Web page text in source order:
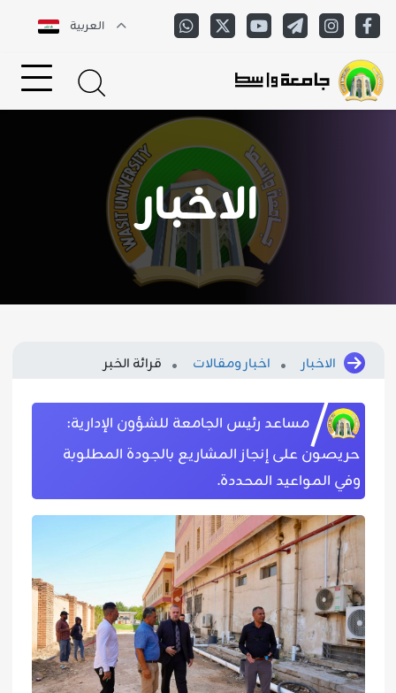
العربية
الاخبار
الاخبار اخبار ومقالات قرائة الخبر
مساعد رئيس الجامعة للشؤون الإدارية:
حريصون على إنجاز المشاريع بالجودة المطلوبة
وفي المواعيد المحددة.